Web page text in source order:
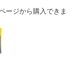
ージから購入できま